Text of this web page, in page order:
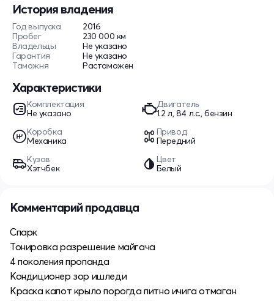
История владения
Год выпуска
2016
Пробег
230 000 км
Владельцы
Не указано
Гарантия
Не указано
Таможня
Растаможен
Характеристики
Комплектация
Не указано
Двигатель
1.2 л, 84 л.с., бензин
Коробка
Механика
Привод
Передний
Кузов
Хэтчбек
Цвет
Белый
Комментарий продавца
Спарк
Тонировка разрешение майгача
4 поколения пропанда
Кондиционер зор ишледи
Краска капот крыло порогда питно ичига отмаган